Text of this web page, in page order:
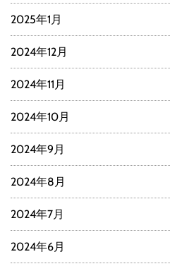
2025年1月
2024年12月
2024年11月
2024年10月
2024年9月
2024年8月
2024年7月
2024年6月